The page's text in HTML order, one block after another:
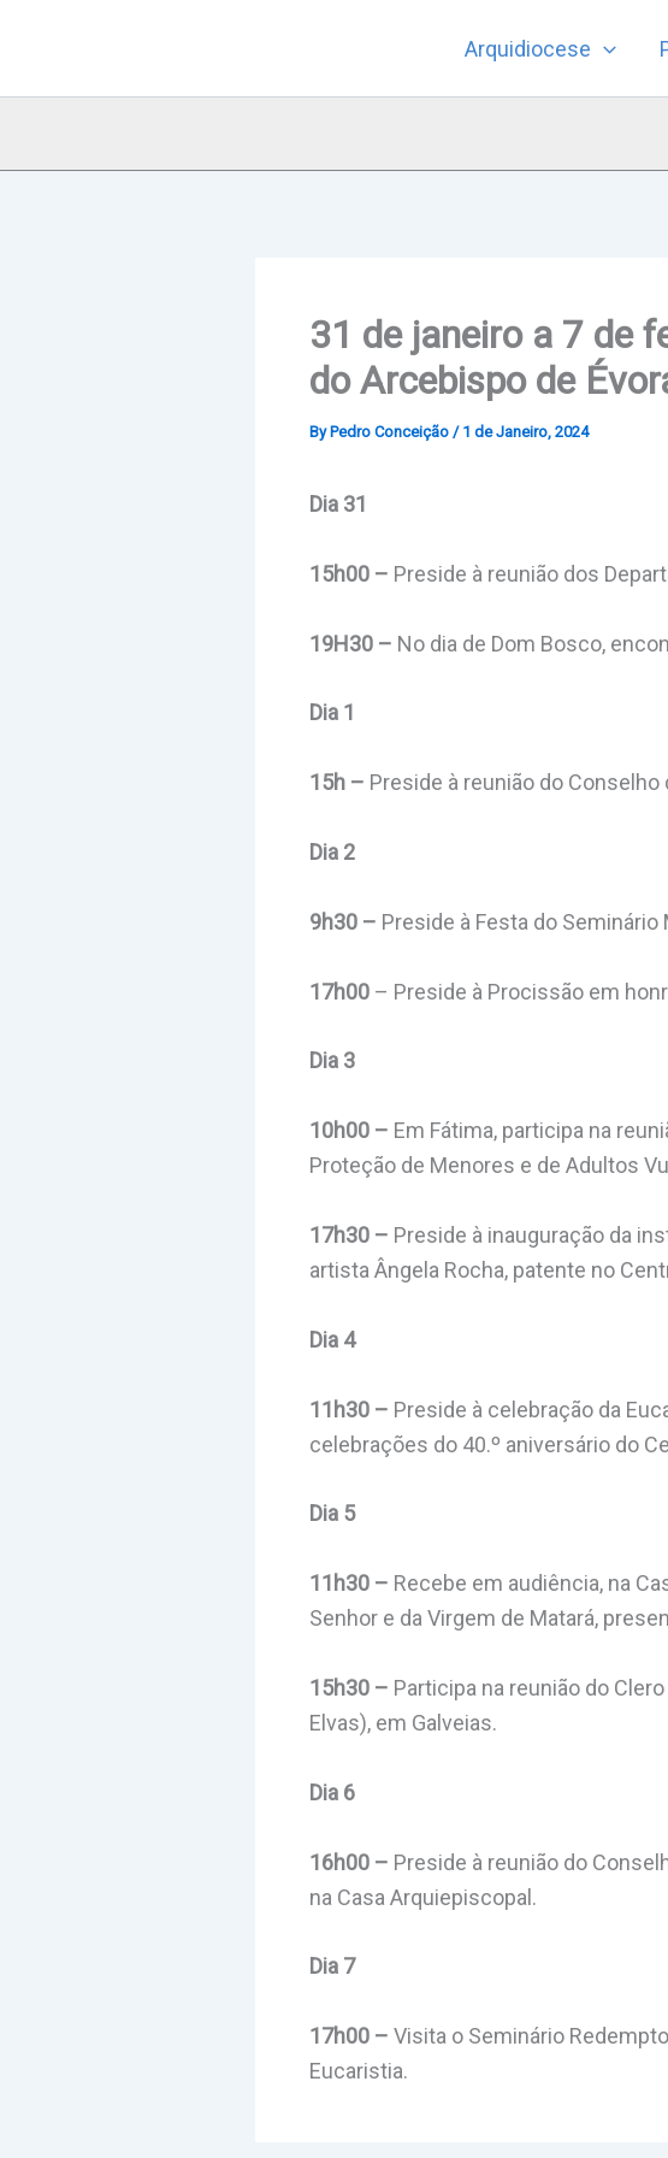
Arquidiocese
31 de janeiro a 7 de
do Arcebispo de
By Pedro Conceição / 1 de Janeiro, 2024
Dia 31
15h00 – Preside à reunião dos
19H30 – No dia de Dom Bosco,
Dia 1
15h – Preside à reunião do
Dia 2
9h30 – Preside à Festa do Seminário
17h00 – Preside à Procissão em
Dia 3
10h00 – Em Fátima, participa na
Proteção de Menores e de Adultos
17h30 – Preside à inauguração da
artista Ângela Rocha, patente no
Dia 4
11h30 – Preside à celebração da
celebrações do 40.º aniversário do
Dia 5
11h30 – Recebe em audiência, na
Senhor e da Virgem de Matará,
15h30 – Participa na reunião do
Elvas), em Galveias.
Dia 6
16h00 – Preside à reunião do
na Casa Arquiepiscopal.
Dia 7
17h00 – Visita o Seminário
Eucaristia.